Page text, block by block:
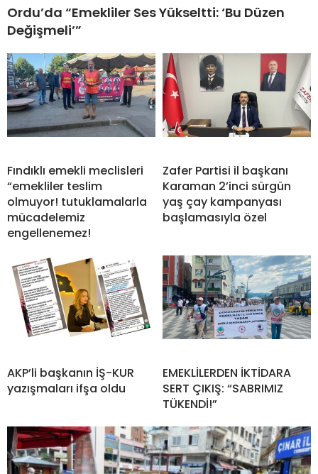
Ordu’da “Emekliler Ses Yükseltti: ‘Bu Düzen
Değişmeli’”
Fındıklı emekli meclisleri
“emekliler teslim
olmuyor! tutuklamalarla
mücadelemiz
engellenemez!
Zafer Partisi il başkanı
Karaman 2’inci sürgün
yaş çay kampanyası
başlamasıyla özel
AKP’li başkanın İŞ-KUR
yazışmaları ifşa oldu
EMEKLİLERDEN İKTİDARA
SERT ÇIKIŞ: “SABRIMIZ
TÜKENDİ!”